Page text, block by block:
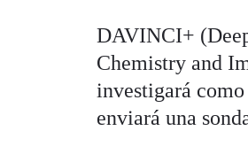
DAVINCI+
Chemistry and
investigará
enviará una